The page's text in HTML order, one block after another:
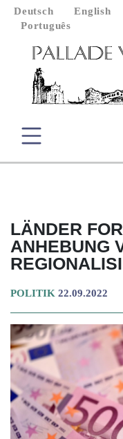
Deutsch English
Português
LÄNDER
ANHEBUNG
POLITIK 22.09.2022